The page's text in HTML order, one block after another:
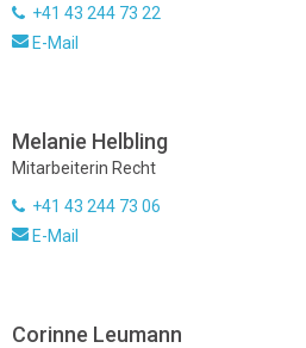
+41 43 244 73 22
E-Mail
Melanie Helbling
Mitarbeiterin Recht
+41 43 244 73 06
E-Mail
Corinne Leumann